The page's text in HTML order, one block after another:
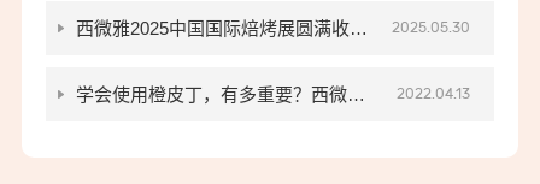
西微雅2025中国国际焙烤展圆满收
官！
2025.05.30
学会使用橙皮丁，有多重要？西微雅 2022.04.13